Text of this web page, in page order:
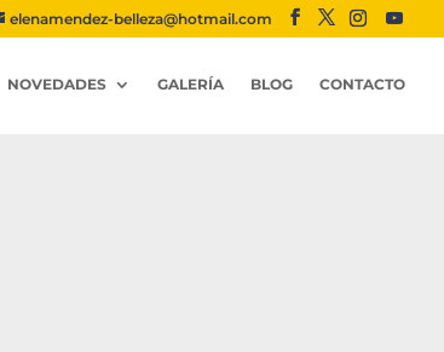
elenamendez-belleza@hotmail.com
NOVEDADES GALERÍA BLOG CONTACTO